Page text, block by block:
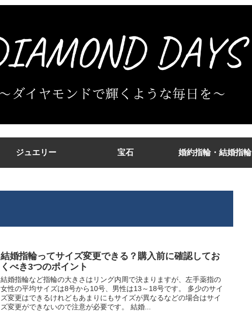
ジュエリー 宝石 婚約指輪・結婚指輪
結婚指輪ってサイズ変更できる？購入前に確認してお
くべき3つのポイント
結婚指輪など指輪の大きさはリング内周で決まりますが、左手薬指の
女性の平均サイズは8号から10号、男性は13～18号です。 多少のサイ
ズ変更はできるけれどもあまりにもサイズが異なるなどの場合はサイ
ズ変更ができないので注意が必要です。 結婚...